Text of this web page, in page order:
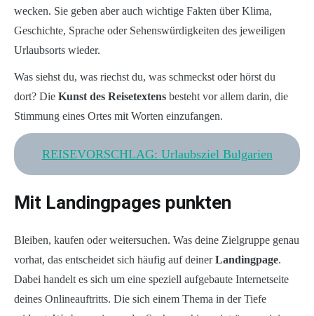
wecken. Sie geben aber auch wichtige Fakten über Klima,
Geschichte, Sprache oder Sehenswürdigkeiten des jeweiligen
Urlaubsorts wieder.
Was siehst du, was riechst du, was schmeckst oder hörst du
dort? Die Kunst des Reisetextens besteht vor allem darin, die
Stimmung eines Ortes mit Worten einzufangen.
REISEVORSCHLAG: Urlaubsziel Bulgarien
Mit Landingpages punkten
Bleiben, kaufen oder weitersuchen. Was deine Zielgruppe genau
vorhat, das entscheidet sich häufig auf deinerLandingpage.
Dabei handelt es sich um eine speziell aufgebaute Internetseite
deines Onlineauftritts. Die sich einem Thema in der Tiefe